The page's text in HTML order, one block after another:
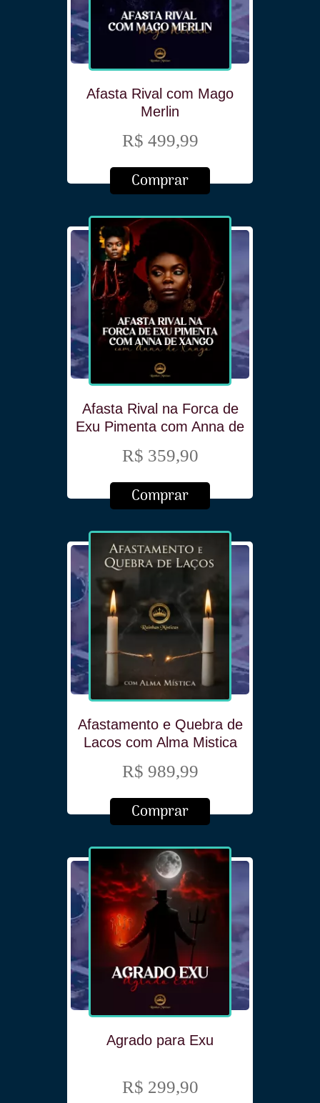
Afasta Rival com Mago
Merlin
R$ 499,99
Comprar
Afasta Rival na Forca de
Exu Pimenta com Anna de
R$ 359,90
Comprar
Afastamento e Quebra de
Lacos com Alma Mistica
R$ 989,99
Comprar
Agrado para Exu
R$ 299,90